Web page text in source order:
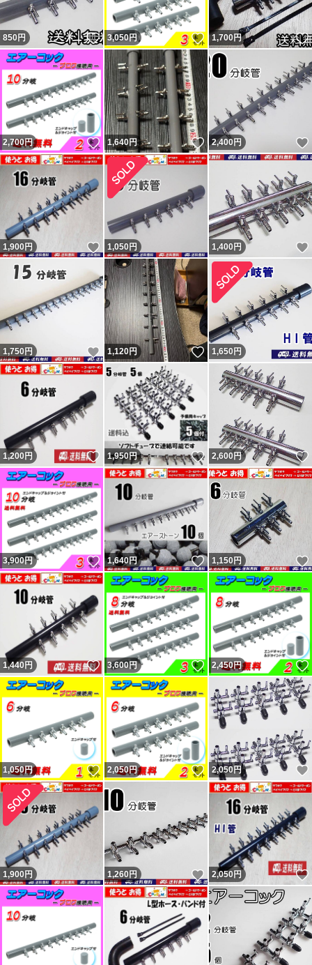
ーンの砂は多少とれます。輸送事故（破損）であれば輸送
業者か私が対応となります。箱梱包での破損は輸送業者の
問題と思います。本当の話であれば。 問題あれば対応後
の評価依頼については「小学生しか守らなそうなルールは
小学生にのみに言えば。」と言ってくる者です。「大人数
で通報したらアカウント消えるらしいよ。」と脅しなのか
意味不明の事を言ってくる者です。
新たに『追跡すると配達済だがポストに無い』という事で
返金申請依頼・輸送業者に報告し対応しているのに不当評
価されました。私に非が無いのに理不尽な評価されれば相
応の評価するのは普通です。何故か「脅された」とコメン
トされていますが忠告です。 最新の評価コメントは反論
が出来ないようで論点が違います。私の返答は一部変更・
追記しているので同じではありません。フリマから閲覧の
方で気になる方はヤフオクからこの評価の返答を参照くだ
さい。 結局、追跡通り問題なく届いていたようです（ナ
ビの受取連絡有・ヤマトにも確認）。無責任呼ばわりされ
ましたが自身の責任は感じていないようで謝罪と評価変更
は無し。不当評価された私は被害者で非はありません。
記載内容を理解出来ない人（対応待てない人）は購入しな
いよう明記していますので手の打ちようがない異常者・無
分別者による八つ当たりです。9人目10人目の不当評価者
も現れましたが同じです。ヤフオクの評価返答を参照くだ
さい。 良い評価の割合0％（取引時0。新規ではない0。）
の11人目も対応拒否なので不当評価です。30円のネット
の持ち手に小さい傷があったとの事。 12人目は勝手に不
要連絡してきて返信が無いとの事。不要連絡に返信する必
要無いので不当評価です。 不足という事で悪いの件は不
足なく発送したのを明確に覚えています。記載内容無視で
即評価で終了の者。普通の人は問題あれば即取引完了しな
いので嫌がらせと判断するのが普通。今までにない手を使
ってきたが今までの連中と同じ。 他のも記載内容無視の
異常者達。
残念ながら数千人に一人くらいの割合で話が通じない異常
者が現れます。悪い評価をする事が目的（サクラ）と思わ
れる者が複数います。 ヤフーフリマからは不当評価への
私の返信コメントが閲覧出来ず、絶対に不公平なので載せ
ています。 私に非があれば反省・改善しますが、不当評
価には主張・反論します。かなり抑えて記載しています。
不当評価を気にせず購入していただいている皆様、ありが
とうございます。 どちらでもない評価も数件以外はコメ
ントと異なる不適当または誤評価です（9割以上がヤフー
フリマ購入者）。 ペイペイフリマ（現ヤフーフリマ）で
850円 いいね！
3,050円 いいね！
1,700円
2,700円 いいね！
1,640円 いいね！
2,400円
1,900円 いいね！
1,050円 1,400円
1,750円 いいね！
1,120円 いいね！
1,650 円
1,200 円 いいね！
1,950円 いいね！
2,600 円
3,900円 いいね！
1,640円 いいね！
1,150円
1,440 円 いいね！
3,600円 いいね！
2,450円
1,050円 いいね！
2,050円 いいね！
2,050円
1,900円 1,260円 いいね！
2,050円